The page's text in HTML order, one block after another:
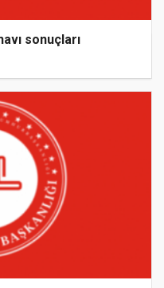
sonuçları